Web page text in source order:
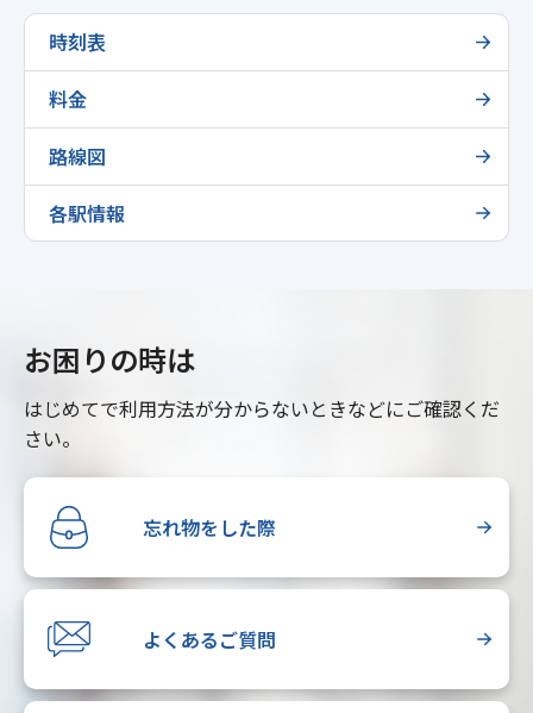
時刻表
料金
路線図
各駅情報
お困りの時は
はじめてで利用方法が分からないときなどにご確認くだ
さい。
忘れ物をした際
よくあるご質問